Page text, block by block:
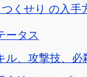
くせり の入手
ータス
ル、攻撃技、必